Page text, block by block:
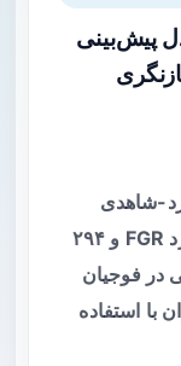
پیش‌بینی
شاهدی
بازنگری روی ۴۹۰ زن باردار (۱۹۶ مورد FGR و ۲۹۴
در فوجیان
با استفاده